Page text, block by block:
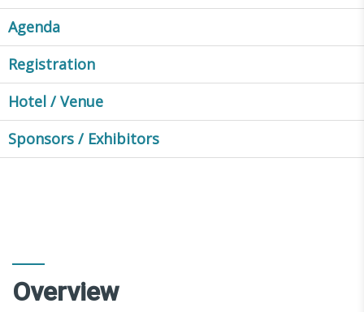
Agenda
Registration
Hotel / Venue
Sponsors / Exhibitors
Overview